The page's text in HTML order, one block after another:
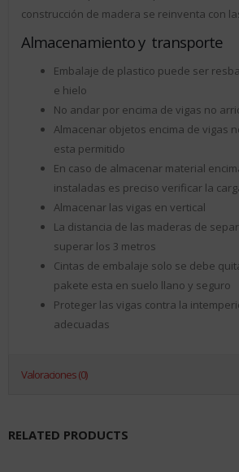
construcción de madera se reinventa con
Almacenamiento y transporte
Embalaje de plastico puede ser
e hielo
No andar por encima de vigas no
Almacenar objetos encima de vigas
esta permitido
En caso de almacenar material
instaladas es preciso verificar la
Almacenar las vigas en vertical
La distancia de las maderas de
superar los 3 metros
Cintas de embalaje solo se debe
pakete esta en suelo llano y seguro
Proteger las vigas contra la
adecuadas
Valoraciones (0)
RELATED PRODUCTS